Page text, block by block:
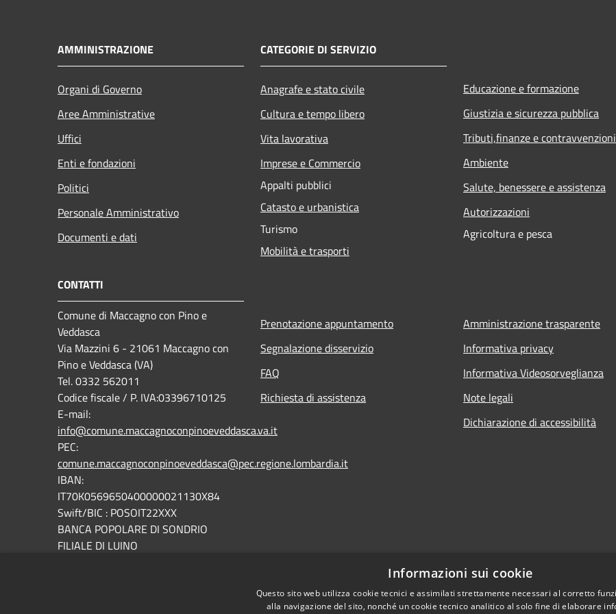
AMMINISTRAZIONE
Organi di Governo
Aree Amministrative
Uffici
Enti e fondazioni
Politici
Personale Amministrativo
Documenti e dati
CATEGORIE DI SERVIZIO
Anagrafe e stato civile
Cultura e tempo libero
Vita lavorativa
Imprese e Commercio
Appalti pubblici
Catasto e urbanistica
Turismo
Mobilità e trasporti
Educazione e formazione
Giustizia e sicurezza pubblica
Tributi,finanze e contravvenzioni
Ambiente
Salute, benessere e assistenza
Autorizzazioni
Agricoltura e pesca
CONTATTI
Comune di Maccagno con Pino e
Veddasca
Via Mazzini 6 - 21061 Maccagno con
Pino e Veddasca (VA)
Tel. 0332 562011
Codice fiscale / P. IVA:03396710125
E-mail:
info@comune.maccagnoconpinoeveddasca.va.it
PEC:
comune.maccagnoconpinoeveddasca@pec.regione.lombardia.it
IBAN:
IT70K0569650400000021130X84
Swift/BIC : POSOIT22XXX
BANCA POPOLARE DI SONDRIO
FILIALE DI LUINO
Prenotazione appuntamento
Segnalazione disservizio
FAQ
Richiesta di assistenza
Amministrazione trasparente
Informativa privacy
Informativa Videosorveglianza
Note legali
Dichiarazione di accessibilità
Informazioni sui cookie
Questo sito web utilizza cookie tecnici e assimilati strettamente necessari al corretto
alla navigazione del sito, nonché un cookie tecnico analitico al solo fine di elaborare